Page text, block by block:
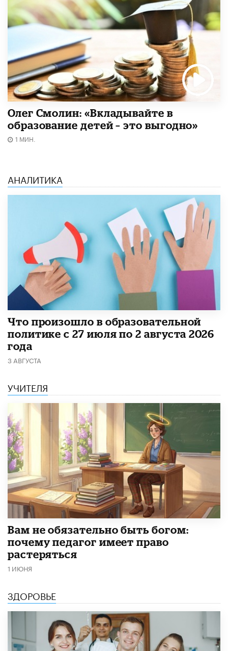
Олег Смолин: «Вкладывайте в
образование детей – это выгодно»
1 МИН.
АНАЛИТИКА
​Что произошло в образовательной
политике с 27 июля по 2 августа 2026
года
3 АВГУСТА
УЧИТЕЛЯ
​Вам не обязательно быть богом:
почему педагог имеет право
растеряться
1 ИЮНЯ
ЗДОРОВЬЕ